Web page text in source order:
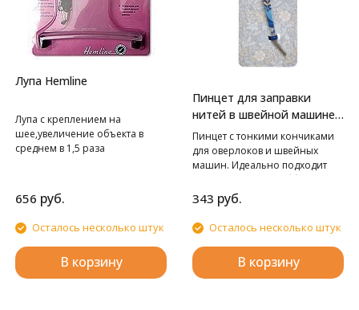
Лупа Hemline
Лупа с креплением на
шее,увеличение объекта в
среднем в 1,5 раза
656 руб.
Осталось несколько штук
В корзину
Пинцет для заправки
нитей в швейной машине/
оверлоке
Пинцет с тонкими кончиками
для оверлоков и швейных
машин. Идеально подходит
для рукоделия и хобби.
343 руб.
Осталось несколько штук
В корзину